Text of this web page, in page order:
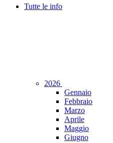
Tutte le info
2026
Gennaio
Febbraio
Marzo
Aprile
Maggio
Giugno